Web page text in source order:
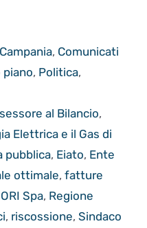
Campania, Comunicati
piano, Politica,
al Bilancio,
Elettrica e il Gas di
pubblica, Eiato, Ente
ottimale, fatture
Spa, Regione
, riscossione, Sindaco